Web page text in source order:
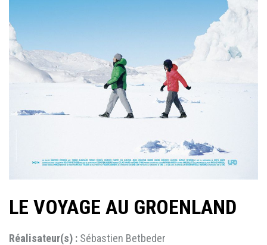
LE VOYAGE AU GROENLAND
Réalisateur(s) : Sébastien Betbeder